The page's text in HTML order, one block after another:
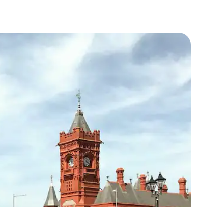
pour les parcourir ou en appuyant et en faisant glisser.